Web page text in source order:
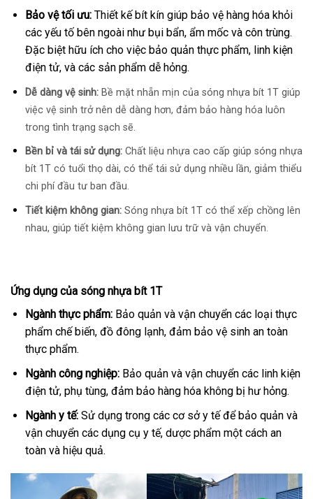
Bảo vệ tối ưu:Thiết kế bít kín giúp bảo vệ hàng hóa khỏi
các yếu tố bên ngoài như bụi bẩn, ẩm mốc và côn trùng.
Đặc biệt hữu ích cho việc bảo quản thực phẩm, linh kiện
điện tử, và các sản phẩm dễ hỏng.
Dễ dàng vệ sinh:Bề mặt nhẵn mịn của sóng nhựa bít 1T giúp
việc vệ sinh trở nên dễ dàng hơn, đảm bảo hàng hóa luôn
trong tình trạng sạch sẽ.
Bền bỉ và tái sử dụng:Chất liệu nhựa cao cấp giúp sóng nhựa
bít 1T có tuổi thọ dài, có thể tái sử dụng nhiều lần, giảm thiểu
chi phí đầu tư ban đầu.
Tiết kiệm không gian:Sóng nhựa bít 1T có thể xếp chồng lên
nhau, giúp tiết kiệm không gian lưu trữ và vận chuyển.
Ứng dụng của sóng nhựa bít 1T
Ngành thực phẩm:Bảo quản và vận chuyển các loại thực
phẩm chế biến, đồ đông lạnh, đảm bảo vệ sinh an toàn
thực phẩm.
Ngành công nghiệp:Bảo quản và vận chuyển các linh kiện
điện tử, phụ tùng, đảm bảo hàng hóa không bị hư hỏng.
Ngành y tế:Sử dụng trong các cơ sở y tế để bảo quản và
vận chuyển các dụng cụ y tế, dược phẩm một cách an
toàn và hiệu quả.